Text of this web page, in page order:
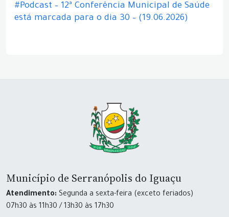
#Podcast – 12ª Conferência Municipal de Saúde
está marcada para o dia 30 – (19.06.2026)
Município de Serranópolis do Iguaçu
Atendimento: Segunda a sexta-feira (exceto feriados)
07h30 às 11h30 / 13h30 às 17h30